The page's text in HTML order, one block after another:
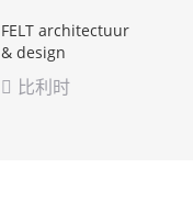
FELT architectuur
& design
 比利时